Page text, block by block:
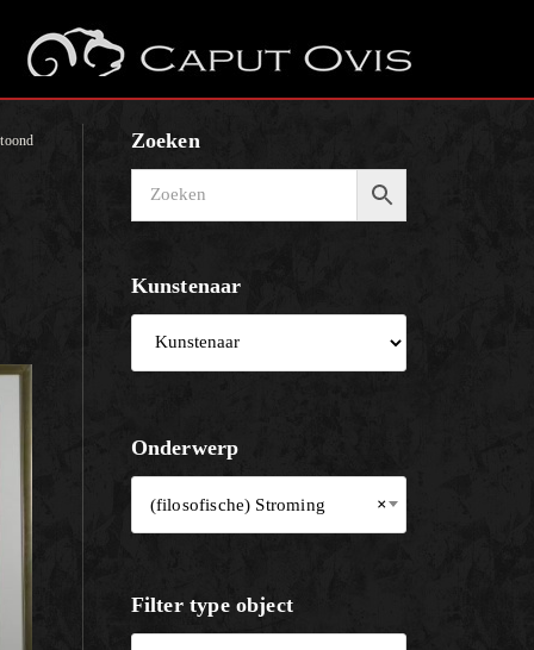
Zoeken
Kunstenaar
Onderwerp
×
(filosofische) Stroming
Filter type object